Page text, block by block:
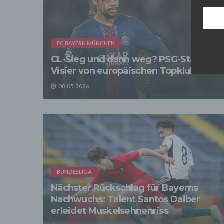
FC BAYERN MÜNCHEN
CL-Sieg und dann weg? PSG-Star im
Visier von europäischen Topklubs
08.05.2026
BUNDESLIGA
Nächster Rückschlag für Bayerns
Nachwuchs: Talent Santos Daiber
erleidet Muskelsehnenriss
Für
2.
Wir
der